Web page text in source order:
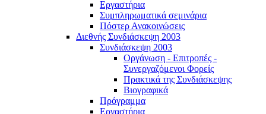
Εργαστήρια
Συμπληρωματικά σεμινάρια
Πόστερ Ανακοινώσεις
Διεθνής Συνδιάσκεψη 2003
Συνδιάσκεψη 2003
Οργάνωση - Επιτροπές -
Συνεργαζόμενοι Φορείς
Πρακτικά της Συνδιάσκεψης
Βιογραφικά
Πρόγραμμα
Εργαστήρια